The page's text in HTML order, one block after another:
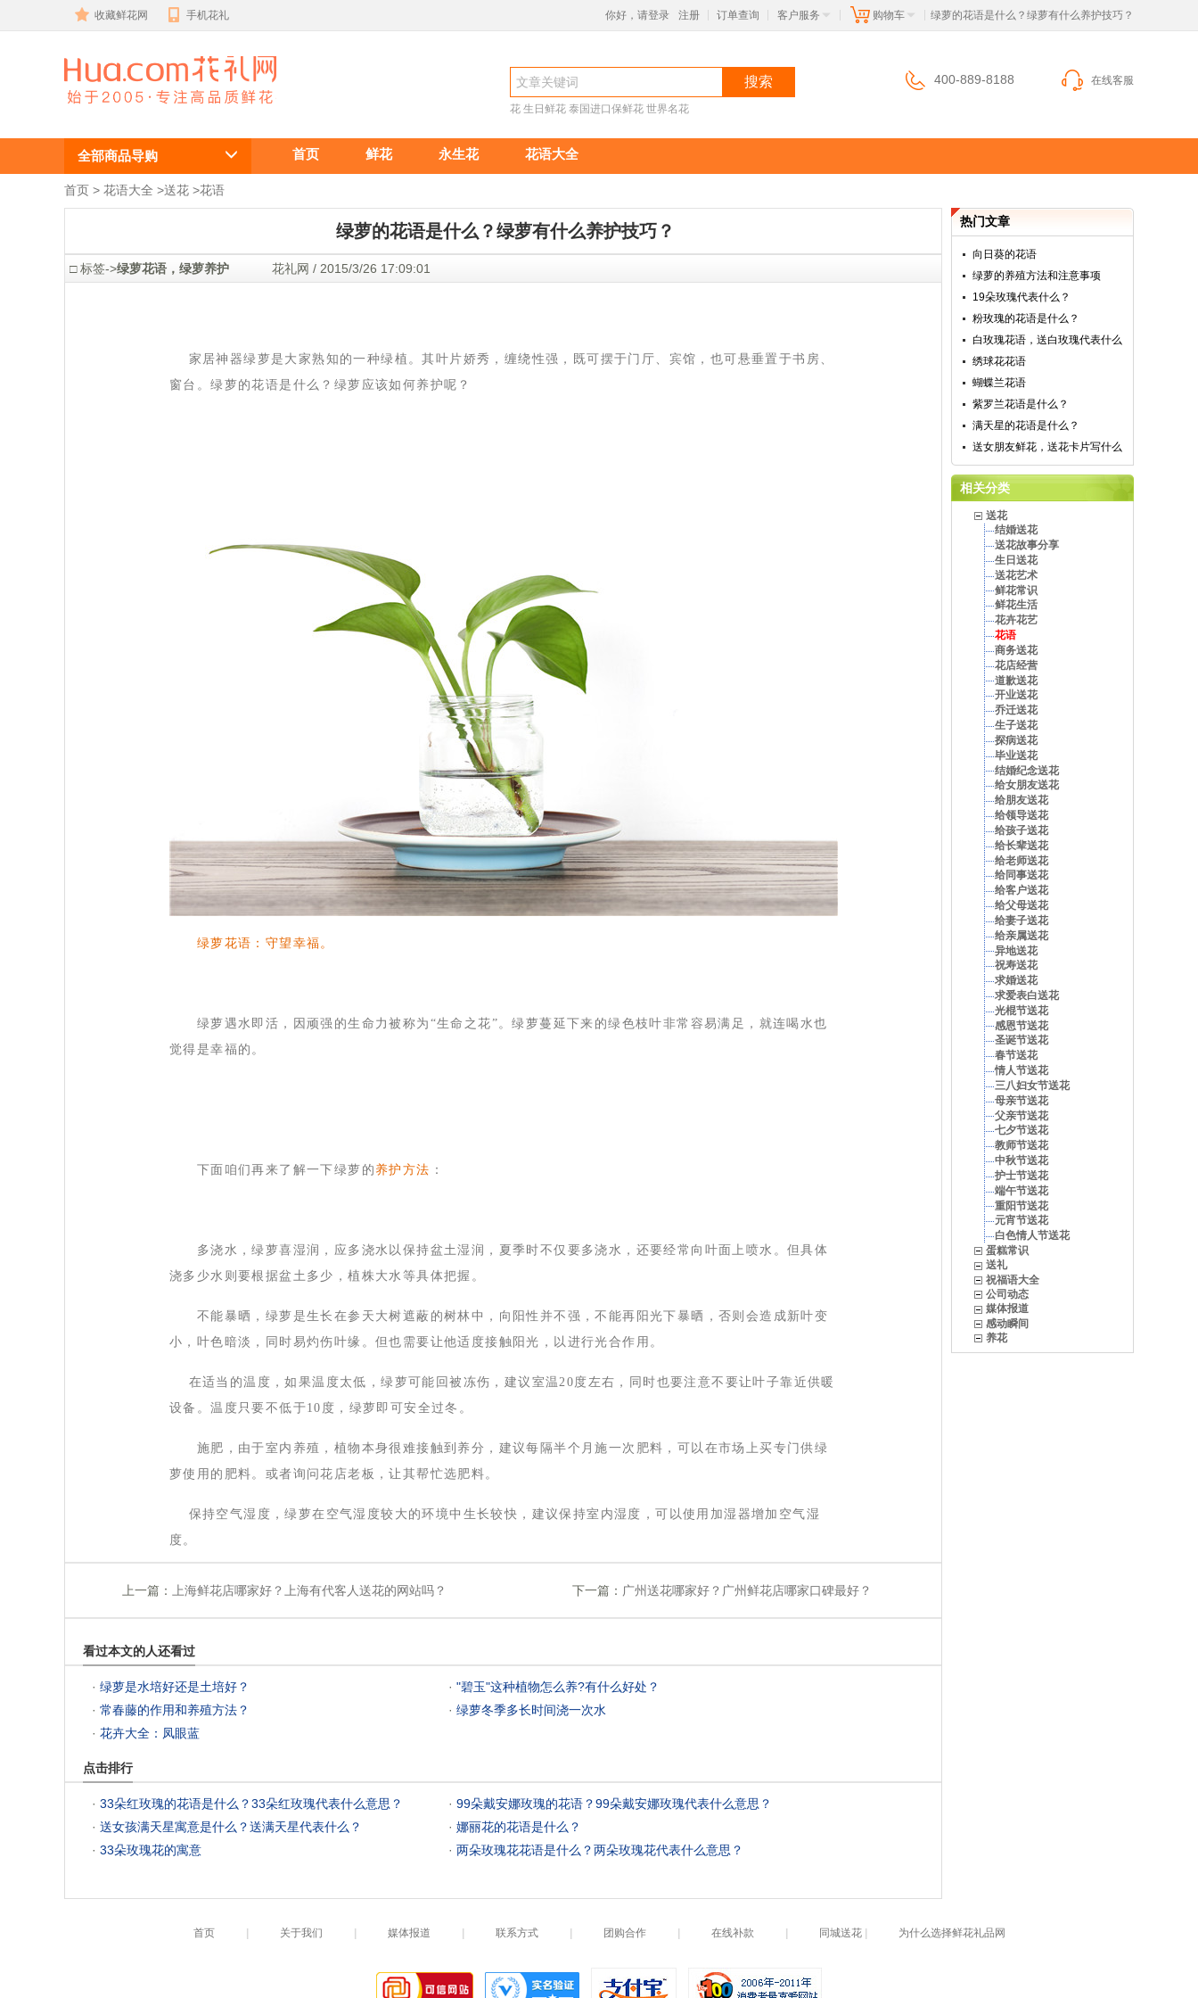
收藏鲜花网 手机花礼 你好，请登录 注册 订单查询 客户服务 购物车 绿萝的花语是什么？绿萝有什么养护技巧？
绿萝的花语是
什么？绿萝的
养护
搜索
花 生日鲜花 泰国进口保鲜花 世界名花
400-889-8188 在线客服
全部商品导购 首页 鲜花 永生花 花语大全
首页 > 花语大全 >送花 >花语
绿萝的花语是什么？绿萝有什么养护技巧？
□ 标签->绿萝花语，绿萝养护 花礼网 / 2015/3/26 17:09:01
家居神器绿萝是大家熟知的一种绿植。其叶片娇秀，缠绕性强，既可摆于门厅、宾馆，也可悬垂置于书房、
窗台。绿萝的花语是什么？绿萝应该如何养护呢？
绿萝花语：守望幸福。
绿萝遇水即活，因顽强的生命力被称为“生命之花”。绿萝蔓延下来的绿色枝叶非常容易满足，就连喝水也
觉得是幸福的。
下面咱们再来了解一下绿萝的 养护方法 ：
多浇水，绿萝喜湿润，应多浇水以保持盆土湿润，夏季时不仅要多浇水，还要经常向叶面上喷水。但具体
浇多少水则要根据盆土多少，植株大水等具体把握。
不能暴晒，绿萝是生长在参天大树遮蔽的树林中，向阳性并不强，不能再阳光下暴晒，否则会造成新叶变
小，叶色暗淡，同时易灼伤叶缘。但也需要让他适度接触阳光，以进行光合作用。
在适当的温度，如果温度太低，绿萝可能回被冻伤，建议室温20度左右，同时也要注意不要让叶子靠近供暖
设备。温度只要不低于10度，绿萝即可安全过冬。
施肥，由于室内养殖，植物本身很难接触到养分，建议每隔半个月施一次肥料，可以在市场上买专门供绿
萝使用的肥料。或者询问花店老板，让其帮忙选肥料。
保持空气湿度，绿萝在空气湿度较大的环境中生长较快，建议保持室内湿度，可以使用加湿器增加空气湿
度。
上一篇： 上海鲜花店哪家好？上海有代客人送花的网站吗？ 下一篇： 广州送花哪家好？广州鲜花店哪家口碑最好？
看过本文的人还看过
· 绿萝是水培好还是土培好？ · "碧玉"这种植物怎么养?有什么好处？
· 常春藤的作用和养殖方法？ · 绿萝冬季多长时间浇一次水
· 花卉大全：凤眼蓝
点击排行
· 33朵红玫瑰的花语是什么？33朵红玫瑰代表什么意思？ · 99朵戴安娜玫瑰的花语？99朵戴安娜玫瑰代表什么意思？
· 送女孩满天星寓意是什么？送满天星代表什么？ · 娜丽花的花语是什么？
· 33朵玫瑰花的寓意 · 两朵玫瑰花花语是什么？两朵玫瑰花代表什么意思？
热门文章
向日葵的花语
绿萝的养殖方法和注意事项
19朵玫瑰代表什么？
粉玫瑰的花语是什么？
白玫瑰花语，送白玫瑰代表什么
绣球花花语
蝴蝶兰花语
紫罗兰花语是什么？
满天星的花语是什么？
送女朋友鲜花，送花卡片写什么
相关分类
送花
结婚送花
送花故事分享
生日送花
送花艺术
鲜花常识
鲜花生活
花卉花艺
花语
商务送花
花店经营
道歉送花
开业送花
乔迁送花
生子送花
探病送花
毕业送花
结婚纪念送花
给女朋友送花
给朋友送花
给领导送花
给孩子送花
给长辈送花
给老师送花
给同事送花
给客户送花
给父母送花
给妻子送花
给亲属送花
异地送花
祝寿送花
求婚送花
求爱表白送花
光棍节送花
感恩节送花
圣诞节送花
春节送花
情人节送花
三八妇女节送花
母亲节送花
父亲节送花
七夕节送花
教师节送花
中秋节送花
护士节送花
端午节送花
重阳节送花
元宵节送花
白色情人节送花
蛋糕常识
送礼
祝福语大全
公司动态
媒体报道
感动瞬间
养花
首页 关于我们 媒体报道 联系方式 团购合作 在线补款 同城送花 为什么选择鲜花礼品网